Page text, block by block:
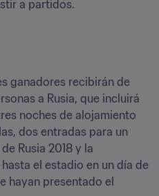
a partidos.
ganadores recibirán de
a Rusia, que incluirá
noches de alojamiento
dos entradas para un
Rusia 2018 y la
el estadio en un día de
hayan presentado el